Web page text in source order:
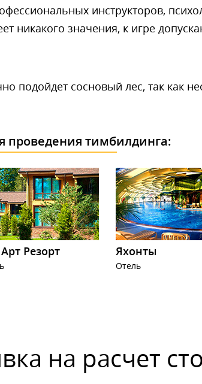
инструкторов,
никакого значения, к игре
подойдет сосновый лес, так как
проведения тимбилдинга:
Резорт Яхонты
Отель
на расчет